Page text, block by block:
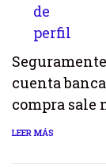
cuenta
compra sale
LEER MÁS